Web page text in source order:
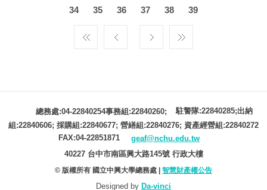
34 35 36 37 38 39
總務處:04-22840254事務組:22840260;
駐警隊:22840285;出納
組:22840606; 採購組:22840677; 營繕組:22840276; 資產經營組:22840272
FAX:04-22851871
geaf@nchu.edu.tw
40227 台中市南區興大路145號 行政大樓
© 版權所有 國立中興大學總務處 | 智慧財產權公告
Designed by Da-vinci